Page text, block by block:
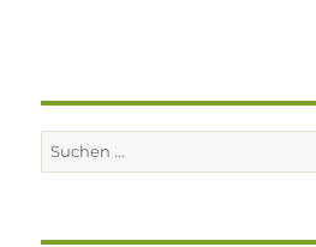
Suchen
nach: